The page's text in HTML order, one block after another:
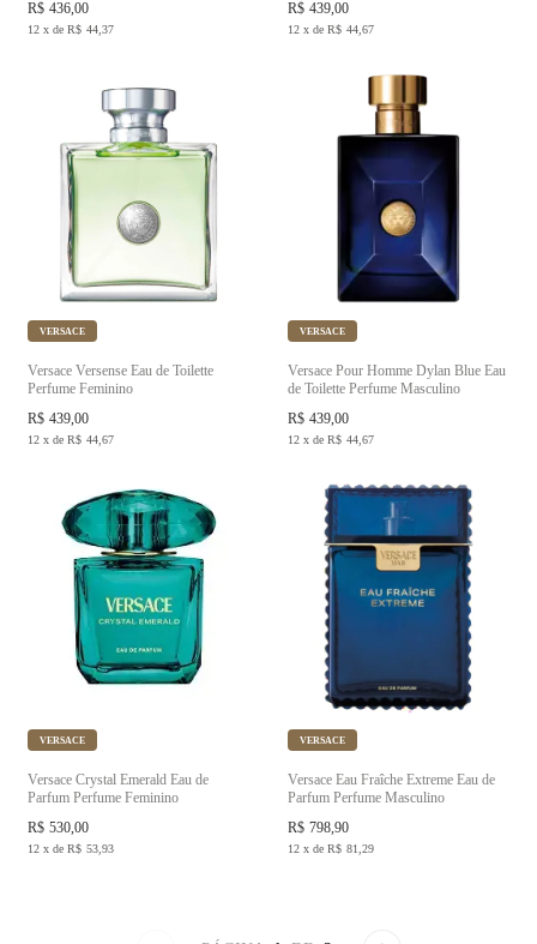
R$ 436,00
12 x de R$ 44,37
R$ 439,00
12 x de R$ 44,67
VERSACE
Versace Versense Eau de Toilette
Perfume Feminino
R$ 439,00
12 x de R$ 44,67
VERSACE
Versace Pour Homme Dylan Blue Eau
de Toilette Perfume Masculino
R$ 439,00
12 x de R$ 44,67
VERSACE
Versace Crystal Emerald Eau de
Parfum Perfume Feminino
R$ 530,00
12 x de R$ 53,93
VERSACE
Versace Eau Fraîche Extreme Eau de
Parfum Perfume Masculino
R$ 798,90
12 x de R$ 81,29